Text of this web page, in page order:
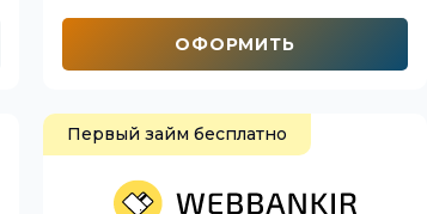
ОФОРМИТЬ
Первый займ бесплатно